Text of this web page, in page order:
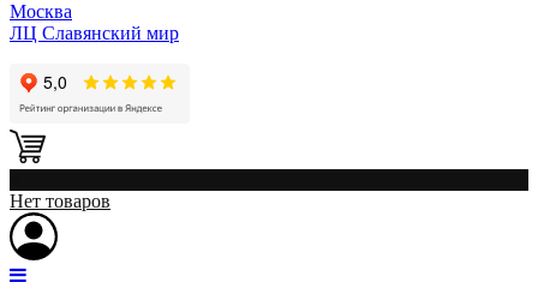
Москва
ЛЦ Славянский мир
Нет товаров